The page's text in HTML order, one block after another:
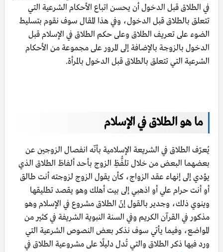
في الطلاق قبل الدخول أن يحسن اتباع الأحكام الشرعية التي
تتعلق بالطلاق قبل الدخول، وفي هذا المقال سوف نقوم بتسليط
الضوء على تعريف الطلاق وعلى حكم الطلاق في الإسلام قبل
الدخول بالزوجة بالإضافة إلى المرور على مجموعة من الأحكام
الشرعية التي تتعلق بالطلاق قبل الدخول بالمرأة.
ما هو الطلاق في الإسلام
يُعرّف الطلاق في الشريعة الإسلامية بأنّه انفصال الزوجين عن
بعضهما البعض من خلال تلفُّظِ الزوج بأحد ألفاظ الطلاق الذي
يؤدي إلى إنهاء عقد الزواج، كأن يقول الزوج لزوجته أنت طالق
أو أنت حرام علي أو اذهبي إلى بيت أهلك وهو يقصد تطليقها
وينوي ذلك، وجدير بالقول إنّ الطلاق مشروع في الإسلام وهو
مذكور في القرآن الكريم وفي السنة النبوية الشريفة في كثير من
المواضع، وفيما يأتي سوف نذكر بعض النصوص الشرعية التي
ورد فيها ذكر الطلاق والتي تُدل دليلًا على مشروعية الطلاق في